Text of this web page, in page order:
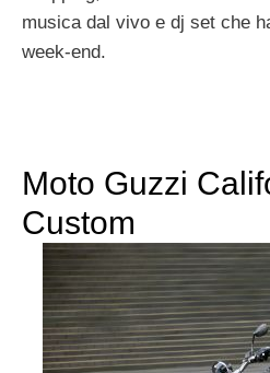
musica dal vivo e dj set che
week-end.
Moto Guzzi
Custom